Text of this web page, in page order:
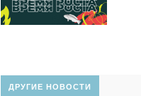
ДРУГИЕ НОВОСТИ